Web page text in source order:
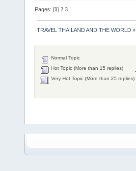
Pages: [1]2 3
TRAVEL THAILAND AND THE WORLD »
Normal Topic
Hot Topic (More than 15 replies)
Very Hot Topic (More than 25 replies)